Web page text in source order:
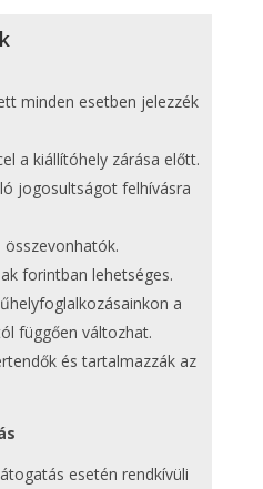
minden esetben jelezzék
a kiállítóhely zárása előtt.
jogosultságot felhívásra
összevonhatók.
forintban lehetséges.
a
függően változhat.
és tartalmazzák az
esetén rendkívüli